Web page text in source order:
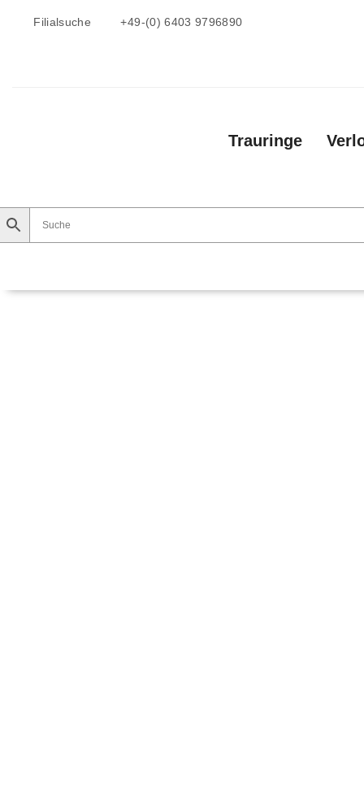
Filialsuche +49-(0) 6403 9796890
Trauringe